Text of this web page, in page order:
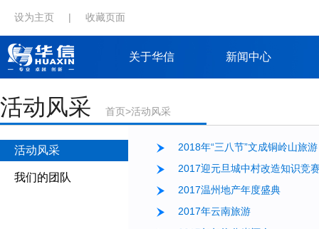
设为主页 | 收藏页面
关于华信 新闻中心
活动风采 首页>活动风采
活动风采
我们的团队
2018年“三八节”文成铜岭山旅游
2017迎元旦城中村改造知识竞
2017温州地产年度盛典
2017年云南旅游